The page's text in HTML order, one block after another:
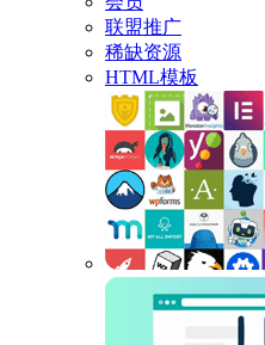
联盟推广
稀缺资源
HTML模板